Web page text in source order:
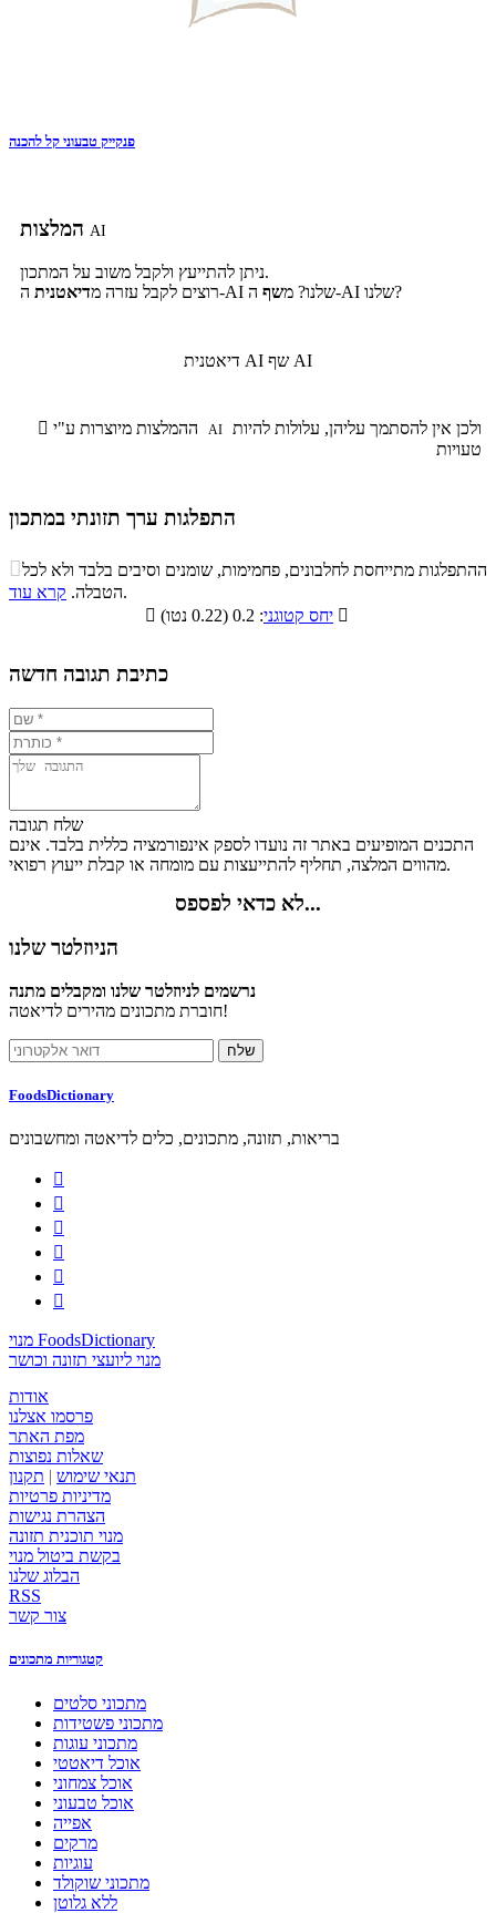
פנקייק טבעוני קל להכנה
AI
ניתן להתייעץ ולקבל משוב על המתכון.
רוצים לקבל עזרה מדיאטנית ה-AI שלנו? משף ה-AI שלנו?
דיאטנית AI שף AI
 AI
טעויות
התפלגות ערך תזונתי במתכון
התפלגות ערך תזונתי במתכון
סיבים
תזונתיים
שומנים חלבונים
11.5% 65.3%
ההתפלגות מתייחסת לחלבונים, פחמימות, שומנים וסיבים בלבד ולא לכל
הטבלה. קרא עוד
.

יחס קטוגני 
כתיבת תגובה חדשה
שלח תגובה
התכנים המופיעים באתר זה נועדו לספק אינפורמציה כללית בלבד. אינם
מהווים המלצה, תחליף להתייעצות עם מומחה או קבלת ייעוץ רפואי.
לא כדאי לפספס...
הניוזלטר שלנו
נרשמים לניוזלטר שלנו ומקבלים מתנה
חוברת מתכונים מהירים לדיאטה!
FoodsDictionary
בריאות, תזונה, מתכונים, כלים לדיאטה ומחשבונים






מנוי FoodsDictionary
מנוי ליועצי תזונה וכושר
אודות
פרסמו אצלנו
מפת האתר
שאלות נפוצות
תנאי שימוש | תקנון
מדיניות פרטיות
הצהרת נגישות
מנוי תוכנית תזונה
בקשת ביטול מנוי
הבלוג שלנו
RSS
צור קשר
קטגוריות מתכונים
מתכוני סלטים
מתכוני פשטידות
מתכוני עוגות
אוכל דיאטטי
אוכל צמחוני
אוכל טבעוני
אפייה
מרקים
עוגיות
מתכוני שוקולד
ללא גלוטן